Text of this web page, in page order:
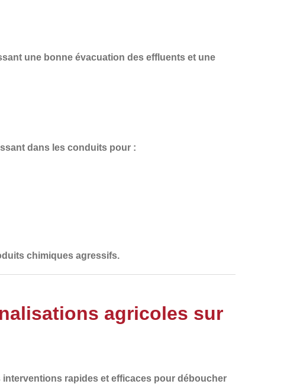
une bonne évacuation des effluents et une
dans les conduits pour :
chimiques agressifs.
agricoles sur
interventions rapides et efficaces pour déboucher